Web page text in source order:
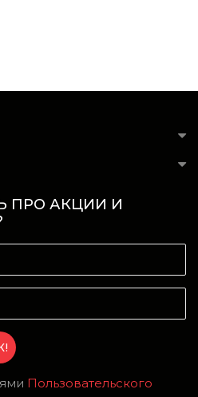
ПРО АКЦИИ И
Пользовательского